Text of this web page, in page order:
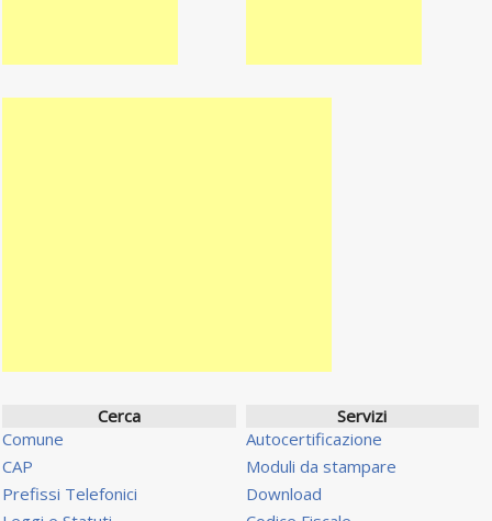
Cerca
Comune
CAP
Prefissi Telefonici
Servizi
Autocertificazione
Moduli da stampare
Download